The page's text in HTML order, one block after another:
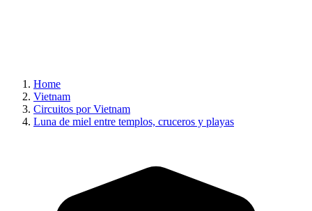
Home
Vietnam
Circuitos por Vietnam
Luna de miel entre templos, cruceros y playas